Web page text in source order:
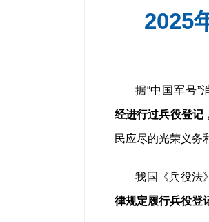
2025
据“中国军号”
经进行过兵役登记
民应尽的光荣义务
我国《兵役法
律规定履行兵役登